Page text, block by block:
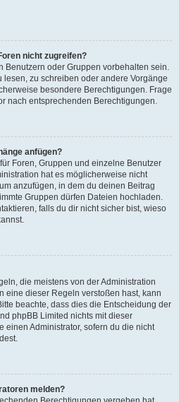
nicht zugreifen?
Benutzern oder Gruppen vorbehalten sein.
zu schreiben oder andere Vorgänge
besondere Berechtigungen. Frage
nach entsprechenden Berechtigungen.
anfügen?
Foren, Gruppen und einzelne Benutzer
hat es möglicherweise nicht
anzufügen, in dem du deinen Beitrag
Gruppen dürfen Dateien hochladen.
falls du dir nicht sicher bist, wieso
die meistens von der Administration
eine dieser Regeln verstoßen hast, kann
beachte, dass dies die Entscheidung der
phpBB Limited nichts mit dieser
einen Administrator, sofern du die nicht
melden?